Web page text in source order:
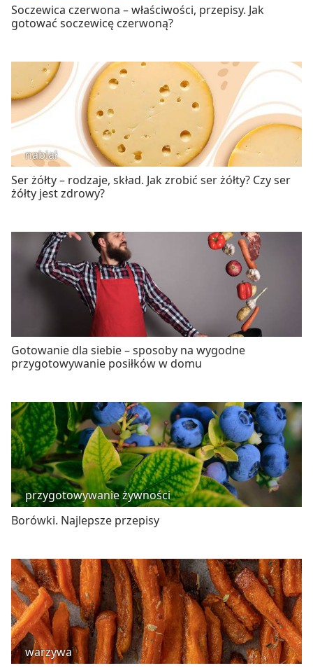
Soczewica czerwona – właściwości, przepisy. Jak
gotować soczewicę czerwoną?
nabiał
Ser żółty – rodzaje, skład. Jak zrobić ser żółty? Czy ser
żółty jest zdrowy?
Gotowanie dla siebie – sposoby na wygodne
przygotowywanie posiłków w domu
przygotowywanie żywności
Borówki. Najlepsze przepisy
warzywa